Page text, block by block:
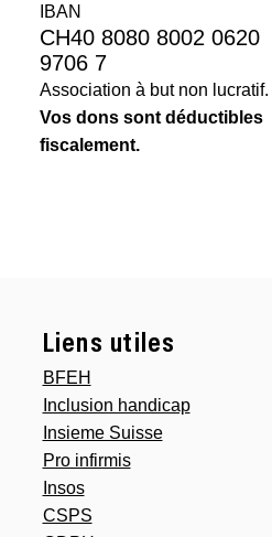
IBAN
CH40 8080 8002 0620
9706 7
Association à but non lucratif.
Vos dons sont déductibles
fiscalement.
Liens utiles
BFEH
Inclusion handicap
Insieme Suisse
Pro infirmis
Insos
CSPS